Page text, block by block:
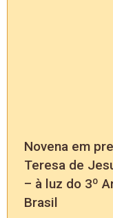
Novena em
Teresa de
– à luz do 3º
Brasil